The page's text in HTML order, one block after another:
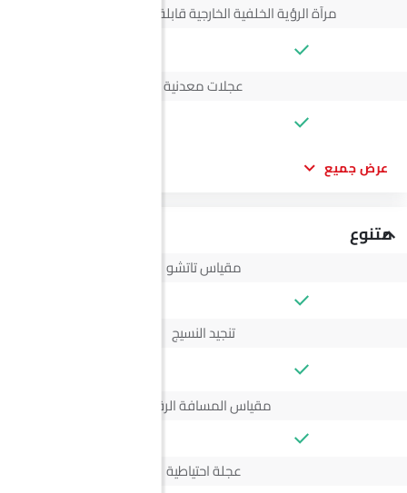
مرآة الرؤية الخلفية الخارجية قابلة للتعديل كهربائياً
عجلات معدنية
عرض جميع
متنوع
مقياس تاتشو
تنجيد النسيج
مقياس المسافة الرقمي
عجلة احتياطية